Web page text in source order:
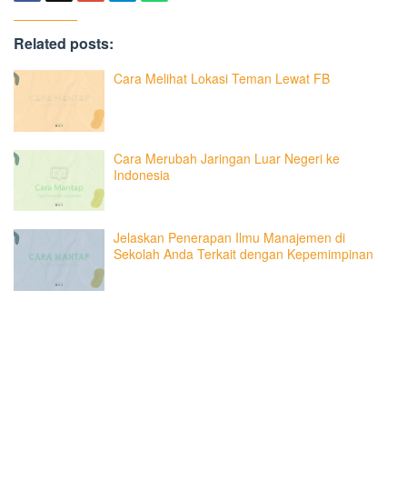
Related posts:
Cara Melihat Lokasi Teman Lewat FB
Cara Merubah Jaringan Luar Negeri ke
Indonesia
Jelaskan Penerapan Ilmu Manajemen di
Sekolah Anda Terkait dengan Kepemimpinan